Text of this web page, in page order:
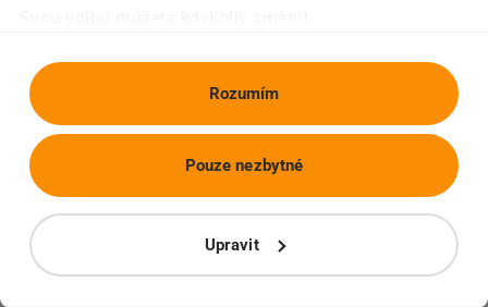
Rozumím
Upravit
Pouze nezbytné